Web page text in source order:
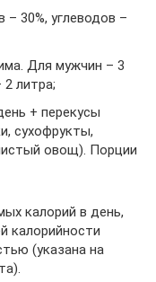
– 30%, углеводов –
Для мужчин – 3
литра;
+ перекусы
сухофрукты,
овощ). Порции
калорий в день,
калорийности
(указана на